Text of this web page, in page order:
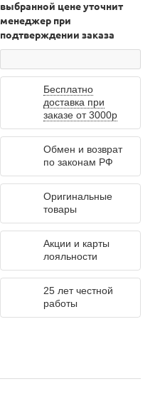
выбранной цене уточнит
менеджер при
подтверждении заказа
Бесплатно
доставка при
заказе от 3000р
Обмен и возврат
по законам РФ
Оригинальные
товары
Акции и карты
лояльности
25 лет честной
работы